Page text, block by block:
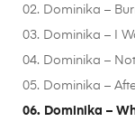
02. Dominika –
03. Dominika – I
04. Dominika –
05. Dominika –
06. Dominika –